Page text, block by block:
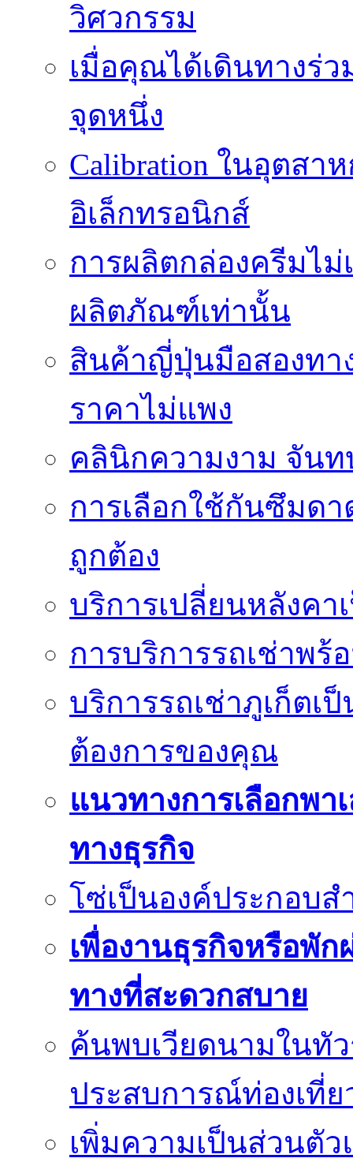
วิศวกรรม
เมื่อคุณได้เดินทางร่
จุดหนึ่ง
Calibration ในอุตสา
อิเล็กทรอนิกส์
การผลิตกล่องครีมไ
ผลิตภัณฑ์เท่านั้น
สินค้าญี่ปุ่นมือสองทา
ราคาไม่แพง
คลินิกความงาม จัน
การเลือกใช้กันซึมด
ถูกต้อง
บริการเปลี่ยนหลังค
การบริการรถเช่าพ
บริการรถเช่าภูเก็ตเ
ต้องการของคุณ
แนวทางการเลือกพา
ทางธุรกิจ
โซ่เป็นองค์ประกอบ
เพื่องานธุรกิจหรือพั
ทางที่สะดวกสบาย
ค้นพบเวียดนามในทั
ประสบการณ์ท่องเที่
เพิ่มความเป็นส่วนตั